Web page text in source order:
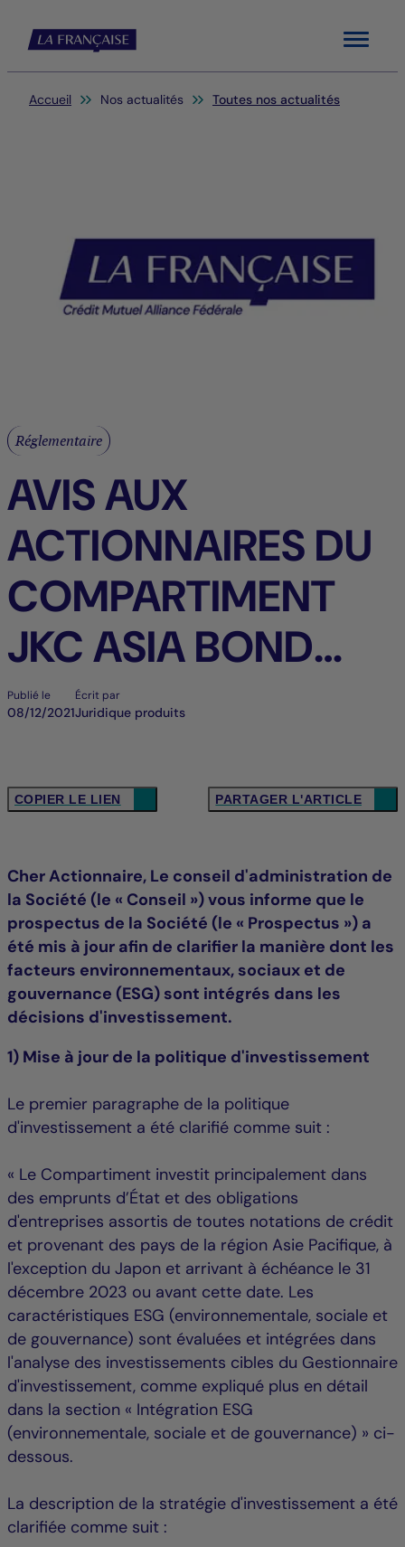
Menu
Vous êtes ici:
Accueil Nos actualités Toutes nos actualités
Réglementaire
AVIS AUX
ACTIONNAIRES DU
COMPARTIMENT
JKC ASIA BOND
2023 (LE «
CH > FR
Publié le
08/12/2021
Écrit par
Juridique produits
COPIER LE LIEN PARTAGER L'ARTICLE
Cher Actionnaire, Le conseil d'administration de
la Société (le « Conseil ») vous informe que le
prospectus de la Société (le « Prospectus ») a
été mis à jour afin de clarifier la manière dont les
facteurs environnementaux, sociaux et de
gouvernance (ESG) sont intégrés dans les
décisions d'investissement.
1) Mise à jour de la politique d'investissement
Le premier paragraphe de la politique
d'investissement a été clarifié comme suit :
« Le Compartiment investit principalement dans
des emprunts d’État et des obligations
d'entreprises assortis de toutes notations de crédit
et provenant des pays de la région Asie Pacifique, à
l'exception du Japon et arrivant à échéance le 31
décembre 2023 ou avant cette date. Les
caractéristiques ESG (environnementale, sociale et
de gouvernance) sont évaluées et intégrées dans
l'analyse des investissements cibles du Gestionnaire
d'investissement, comme expliqué plus en détail
dans la section « Intégration ESG
(environnementale, sociale et de gouvernance) » ci-
dessous.
La description de la stratégie d'investissement a été
clarifiée comme suit :